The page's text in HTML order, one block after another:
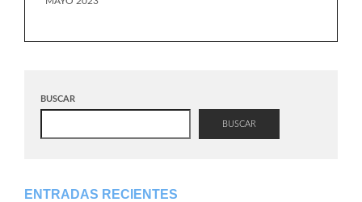
BUSCAR
BUSCAR
ENTRADAS RECIENTES